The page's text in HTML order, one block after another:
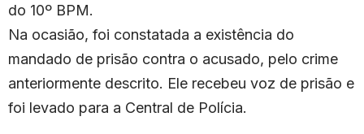
do 10º BPM.
Na ocasião, foi constatada a existência do
mandado de prisão contra o acusado, pelo crime
anteriormente descrito. Ele recebeu voz de prisão e
foi levado para a Central de Polícia.